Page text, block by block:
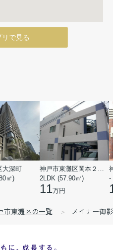
で見る
大深町
㎡)
神戸市東灘区岡本２丁目
2LDK (57.90㎡)
11万円
-
市東灘区の一覧 メイナー御影